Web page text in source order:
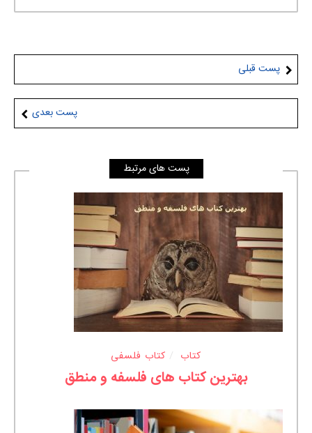
پست قبلی
پست بعدی
پست های مرتبط
کتاب کتاب فلسفی
بهترین کتاب های فلسفه و منطق